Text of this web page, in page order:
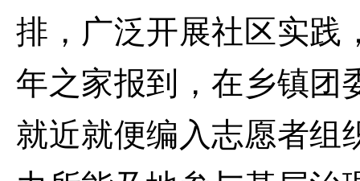
排，广泛开展社区实践
年之家报到，在乡镇团
就近就便编入志愿者组